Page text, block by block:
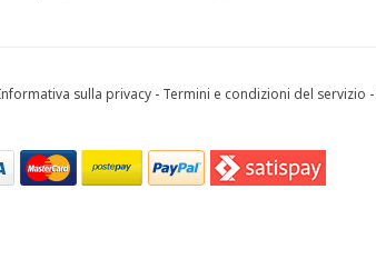
sulla privacy - Termini e condizioni del servizio -